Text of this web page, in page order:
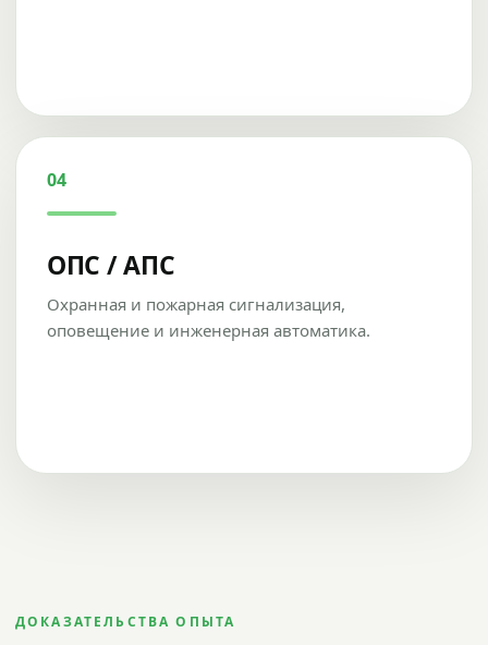
04
ОПС / АПС
Охранная и пожарная сигнализация,
оповещение и инженерная автоматика.
ДОКАЗАТЕЛЬСТВА ОПЫТА